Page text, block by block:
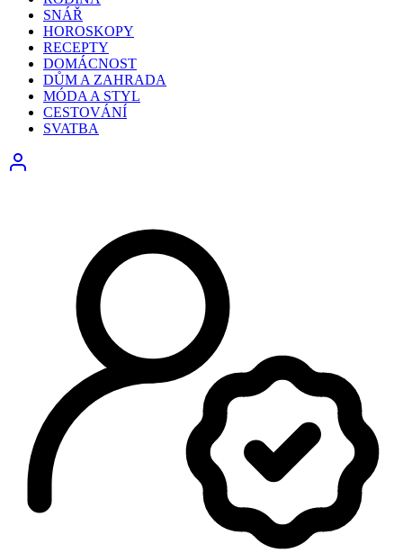
SNÁŘ
HOROSKOPY
RECEPTY
DOMÁCNOST
DŮM A ZAHRADA
MÓDA A STYL
CESTOVÁNÍ
SVATBA